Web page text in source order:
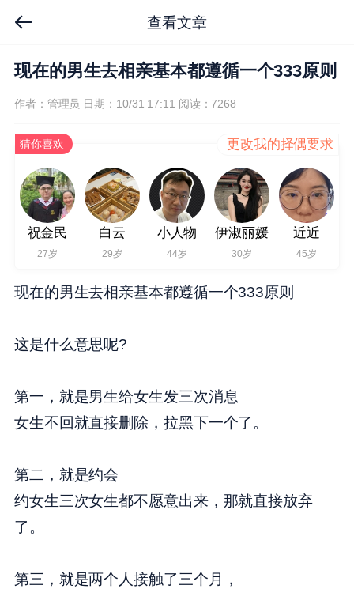
查看文章
现在的男生去相亲基本都遵循一个333原则
作者：管理员 日期：10/31 17:11 阅读：7268
猜你喜欢 更改我的择偶要求
祝金民
27岁
白云
29岁
小人物
44岁
伊淑丽媛
30岁
近近
45岁
现在的男生去相亲基本都遵循一个333原则
这是什么意思呢?
第一，就是男生给女生发三次消息
女生不回就直接删除，拉黑下一个了。
第二，就是约会
约女生三次女生都不愿意出来，那就直接放弃
了。
第三，就是两个人接触了三个月，